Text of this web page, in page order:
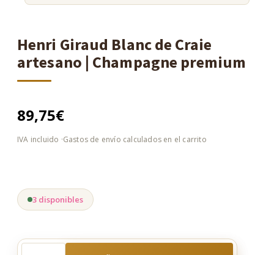
Henri Giraud Blanc de Craie
artesano | Champagne premium
89,75€
3 disponibles